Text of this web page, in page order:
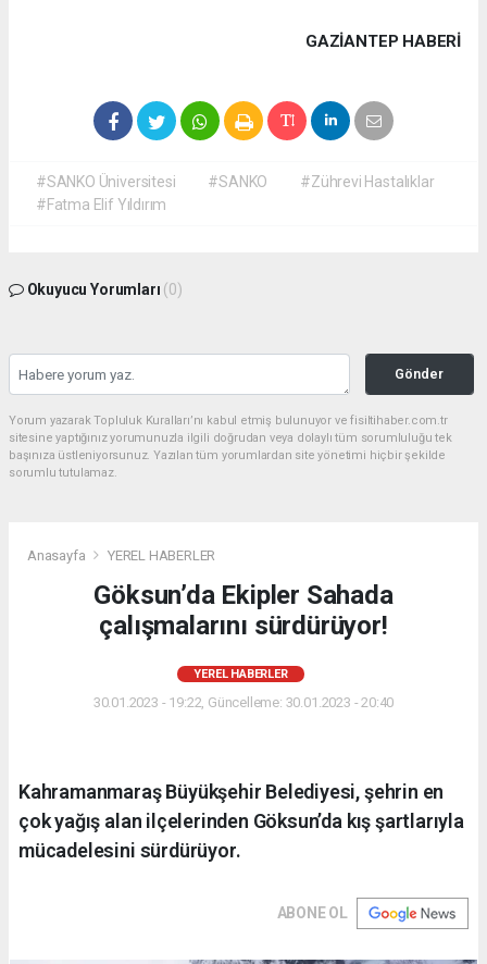
GAZIANTEP HABERİ
#SANKO Üniversitesi #SANKO
#Zührevi Hastalıklar
#Fatma Elif Yıldırım
Okuyucu Yorumları (0)
Gönder
Yorum yazarak Topluluk Kuralları’nı kabul etmiş bulunuyor ve fisiltihaber.com.tr
sitesine yaptığınız yorumunuzla ilgili doğrudan veya dolaylı tüm sorumluluğu tek
başınıza üstleniyorsunuz. Yazılan tüm yorumlardan site yönetimi hiçbir şekilde
sorumlu tutulamaz.
Anasayfa YEREL HABERLER
Göksun’da Ekipler Sahada
çalışmalarını sürdürüyor!
YEREL HABERLER
30.01.2023 - 19:22, Güncelleme: 30.01.2023 - 20:40
Kahramanmaraş Büyükşehir Belediyesi, şehrin en
çok yağış alan ilçelerinden Göksun’da kış şartlarıyla
mücadelesini sürdürüyor.
ABONE OL